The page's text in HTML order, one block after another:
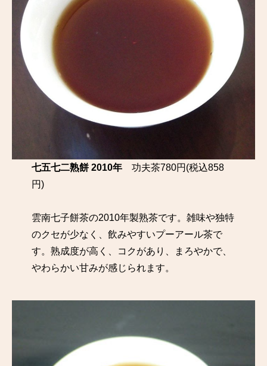
七五七二熟餅 2010年 功夫茶780円(税込858
円)
雲南七子餅茶の2010年製熟茶です。雑味や独特
のクセが少なく、飲みやすいプーアール茶で
す。熟成度が高く、コクがあり、まろやかで、
やわらかい甘みが感じられます。